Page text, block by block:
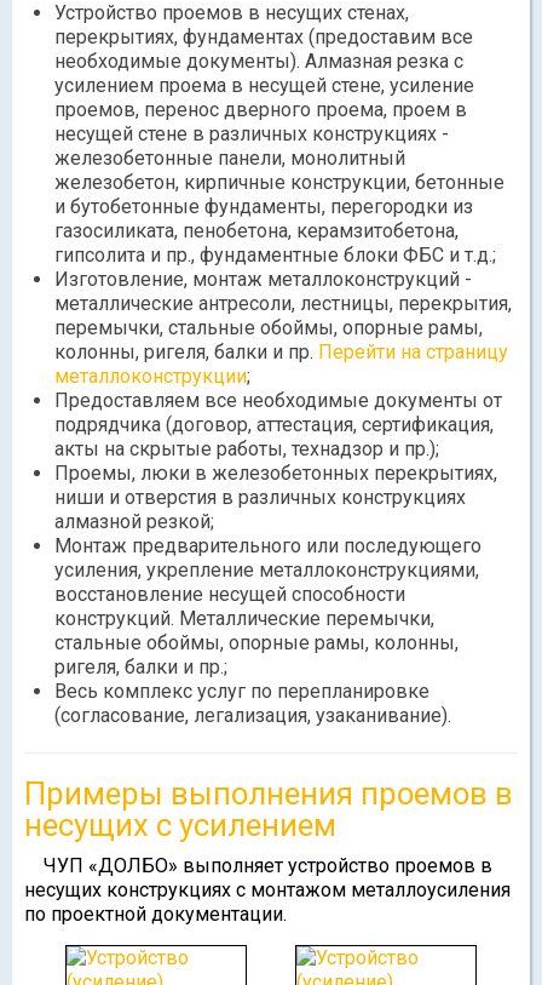
Устройство проемов в несущих стенах,
перекрытиях, фундаментах (предоставим все
необходимые документы). Алмазная резка с
усилением проема в несущей стене, усиление
проемов, перенос дверного проема, проем в
несущей стене в различных конструкциях -
железобетонные панели, монолитный
железобетон, кирпичные конструкции, бетонные
и бутобетонные фундаменты, перегородки из
газосиликата, пенобетона, керамзитобетона,
гипсолита и пр., фундаментные блоки ФБС и т.д.;
Изготовление, монтаж металлоконструкций -
металлические антресоли, лестницы, перекрытия,
перемычки, стальные обоймы, опорные рамы,
колонны, ригеля, балки и пр. Перейти на страницу
металлоконструкции;
Предоставляем все необходимые документы от
подрядчика (договор, аттестация, сертификация,
акты на скрытые работы, технадзор и пр.);
Проемы, люки в железобетонных перекрытиях,
ниши и отверстия в различных конструкциях
алмазной резкой;
Монтаж предварительного или последующего
усиления, укрепление металлоконструкциями,
восстановление несущей способности
конструкций. Металлические перемычки,
стальные обоймы, опорные рамы, колонны,
ригеля, балки и пр.;
Весь комплекс услуг по перепланировке
(согласование, легализация, узаканивание).
Примеры выполнения проемов в
несущих с усилением
ЧУП «ДОЛБО» выполняет устройство проемов в
несущих конструкциях с монтажом металлоусиления
по проектной документации.